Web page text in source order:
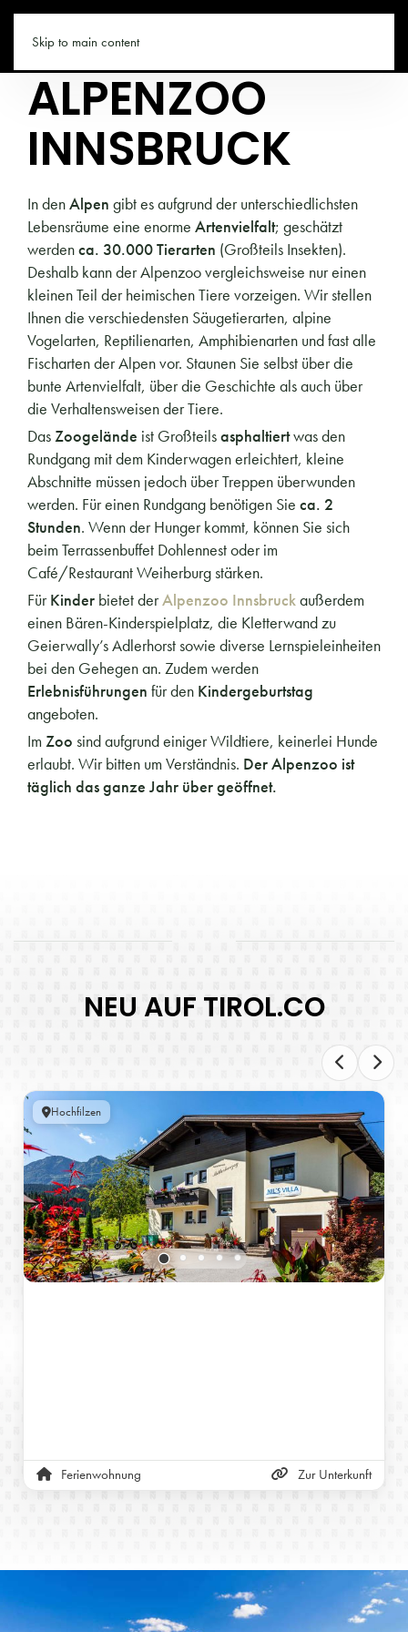
Skip to main content
TIROL.CO
ALPENZOO
INNSBRUCK
In denAlpen gibt es aufgrund der unterschiedlichsten
Lebensräume eine enorme Artenvielfalt; geschätzt
werdenca. 30.000 Tierarten (Großteils Insekten).
Deshalb kann der Alpenzoo vergleichsweise nur einen
kleinen Teil der heimischen Tiere vorzeigen. Wir stellen
Ihnen die verschiedensten Säugetierarten, alpine
Vogelarten, Reptilienarten, Amphibienarten und fast alle
Fischarten der Alpen vor. Staunen Sie selbst über die
bunte Artenvielfalt, über die Geschichte als auch über
die Verhaltensweisen der Tiere.
DasZoogelände ist Großteilsasphaltiertwas den
Rundgang mit dem Kinderwagen erleichtert, kleine
Abschnitte müssen jedoch über Treppen überwunden
werden. Für einen Rundgang benötigen Sie ca. 2
Stunden. Wenn der Hunger kommt, können Sie sich
beim Terrassenbuffet Dohlennest oder im
Café/Restaurant Weiherburg stärken.
FürKinder bietet derAlpenzoo Innsbruckaußerdem
einen Bären-Kinderspielplatz, die Kletterwand zu
Geierwally’s Adlerhorst sowie diverse Lernspieleinheiten
bei den Gehegen an. Zudem werden
Erlebnisführungen für den Kindergeburtstag
angeboten.
Im Zoo sind aufgrund einiger Wildtiere, keinerlei Hunde
erlaubt. Wir bitten um Verständnis. Der Alpenzoo ist
täglich das ganze Jahr über geöffnet.
NEU AUF TIROL.CO
Hochfilzen
Ferienwohnung Zur Unterkunft